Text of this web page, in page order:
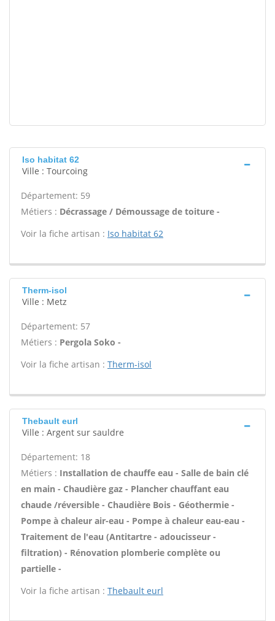
Iso habitat 62
Ville : Tourcoing
Département: 59
Métiers : Décrassage / Démoussage de toiture -
Voir la fiche artisan : Iso habitat 62
Therm-isol
Ville : Metz
Département: 57
Métiers : Pergola Soko -
Voir la fiche artisan : Therm-isol
Thebault eurl
Ville : Argent sur sauldre
Département: 18
Métiers : Installation de chauffe eau - Salle de bain clé
en main - Chaudière gaz - Plancher chauffant eau
chaude /réversible - Chaudière Bois - Géothermie -
Pompe à chaleur air-eau - Pompe à chaleur eau-eau -
Traitement de l'eau (Antitartre - adoucisseur -
filtration) - Rénovation plomberie complète ou
partielle -
Voir la fiche artisan : Thebault eurl